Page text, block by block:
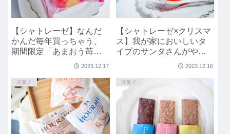
【シャトレーゼ】なんだ
かんだ毎年買っちゃう、
期間限定「あまおう苺ブ
2023.12.17
【シャトレーゼ×クリスマ
ス】我が家においしいタ
イプのサンタさんがやっ
てきた♪「Xmasゆかいな
2023.12.16
洋菓子 洋菓子